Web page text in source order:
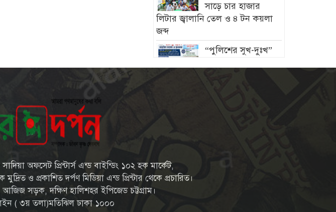
সাড়ে চার হাজার
লিটার জ্বালানি তেল ও ৪ টন কয়লা
জব্দ
“পুলিশের সুখ-দুঃখ”
অফসেট প্রিন্টার্স এন্ড বাইন্ডিং ১০২ হক মার্কেট,
ও প্রকাশিত দর্পণ মিডিয়া এন্ড প্রিন্টার থেকে প্রচারিত।
সড়ক, দক্ষিণ হালিশহর ইপিজেড চট্টগ্রাম।
( ৩য় তলা)মতিঝিল ঢাকা ১০০০